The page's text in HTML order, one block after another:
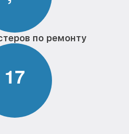
по ремонту
17